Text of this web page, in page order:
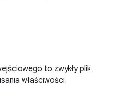
to zwykły plik
właściwości